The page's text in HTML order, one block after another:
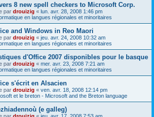
8 new spell checkers to Microsoft Corp.
par drouizig « lun. avr. 28, 2008 1:46 pm
en langues régionales et minoritaires
and Windows in Reo Maori
par drouizig « jeu. avr. 24, 2008 10:32 am
en langues régionales et minoritaires
d'Office 2007 disponibles pour le basque
par drouizig « mer. avr. 23, 2008 7:21 am
en langues régionales et minoritaires
s'écrit en Alsacien
par drouizig « ven. avr. 18, 2008 12:14 pm
et le breton - Microsoft and the Breton language
(e galleg)
par drouizig « jeu. avr. 17, 2008 7:53 am